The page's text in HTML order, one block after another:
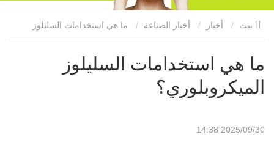
أخبار أخبار الصناعة ما هي استخدامات السليلوز
الميكروبلوري؟
ما هي استخدامات السليلوز
الميكروبلوري؟
2025/09/30 14:38